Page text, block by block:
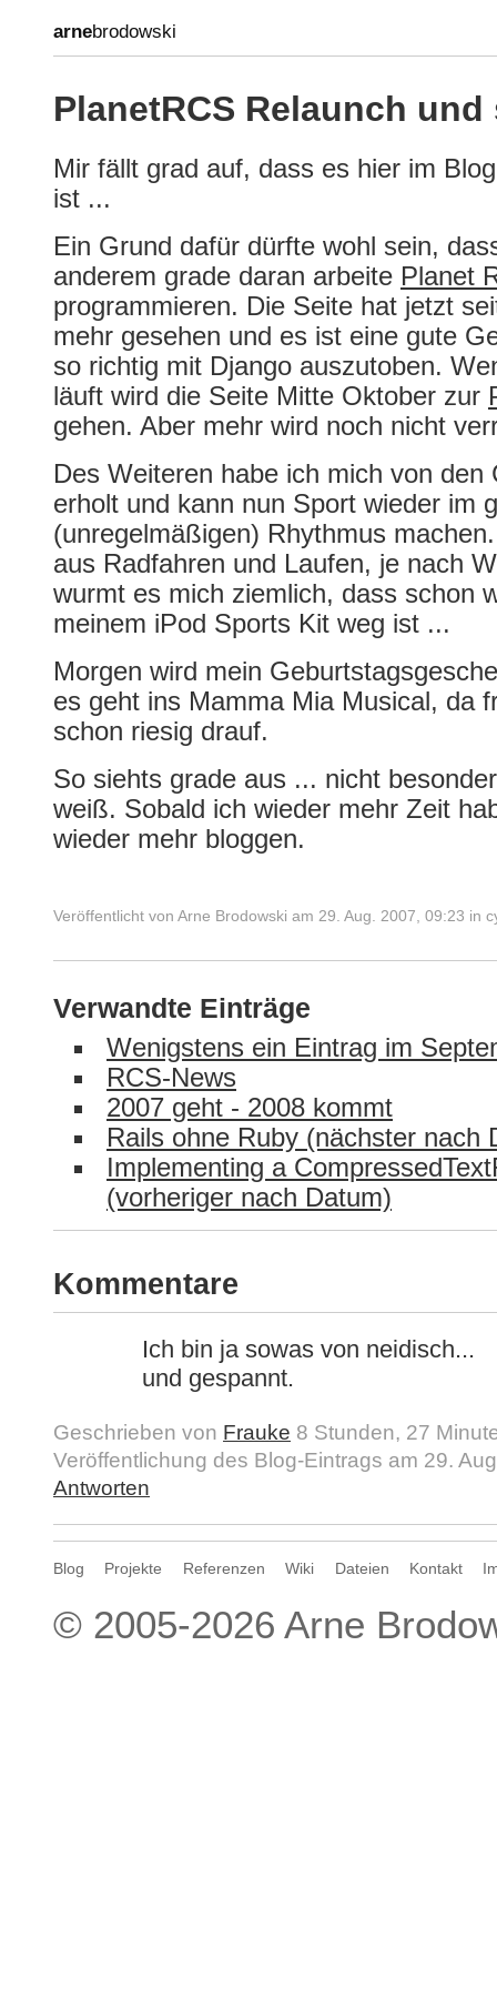
arnebrodowski
PlanetRCS Relaunch und
Mir fällt grad auf, dass es hier im
ist ...
Ein Grund dafür dürfte wohl sein,
anderem grade daran arbeite Planet
programmieren. Die Seite hat jetzt
mehr gesehen und es ist eine gute
so richtig mit Django auszutoben.
läuft wird die Seite Mitte Oktober zur
gehen. Aber mehr wird noch nicht
Des Weiteren habe ich mich von den
erholt und kann nun Sport wieder im
(unregelmäßigen) Rhythmus
aus Radfahren und Laufen, je nach
wurmt es mich ziemlich, dass schon
meinem iPod Sports Kit weg ist ...
Morgen wird mein
es geht ins Mamma Mia Musical, da
schon riesig drauf.
So siehts grade aus ... nicht
weiß. Sobald ich wieder mehr Zeit
wieder mehr bloggen.
Veröffentlicht von Arne Brodowski am 29. Aug. 2007, 09:23 in
Verwandte Einträge
Wenigstens ein Eintrag im
RCS-News
2007 geht - 2008 kommt
Rails ohne Ruby (nächster nach
Implementing a
(vorheriger nach Datum)
Kommentare
Ich bin ja sowas von neidisch...
und gespannt.
Geschrieben von Frauke 8 Stunden, 27
Veröffentlichung des Blog-Eintrags am 29.
Antworten
Blog Projekte Referenzen Wiki Dateien Kontakt
© 2005-2026 Arne